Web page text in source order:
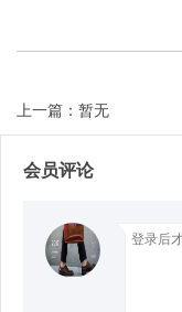
上一篇：暂无
会员评论